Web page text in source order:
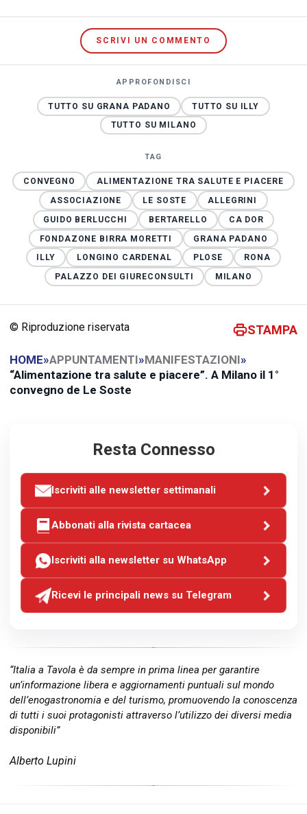
SCRIVI UN COMMENTO
APPROFONDISCI
TUTTO SU GRANA PADANO
TUTTO SU ILLY
TUTTO SU MILANO
TAG
CONVEGNO
ALIMENTAZIONE TRA SALUTE E PIACERE
ASSOCIAZIONE
LE SOSTE
ALLEGRINI
GUIDO BERLUCCHI
BERTARELLO
CA DOR
FONDAZONE BIRRA MORETTI
GRANA PADANO
ILLY
LONGINO CARDENAL PLOSE
RONA
PALAZZO DEI GIURECONSULTI
MILANO
© Riproduzione riservata STAMPA
HOME»APPUNTAMENTI»MANIFESTAZIONI»
“Alimentazione tra salute e piacere”. A Milano il 1°
convegno de Le Soste
Resta Connesso
Iscriviti alle newsletter settimanali
Abbonati alla rivista cartacea
Iscriviti alla newsletter su WhatsApp
Ricevi le principali news su Telegram
“Italia a Tavola è da sempre in prima linea per garantire
un’informazione libera e aggiornamenti puntuali sul mondo
dell’enogastronomia e del turismo, promuovendo la conoscenza
di tutti i suoi protagonisti attraverso l’utilizzo dei diversi media
disponibili”
Alberto Lupini